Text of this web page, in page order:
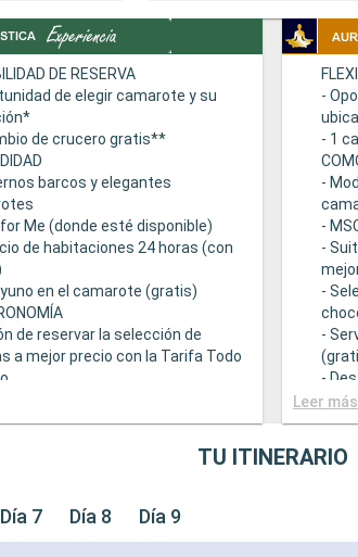
DE RESERVA
de elegir camarote y su
de crucero gratis**
barcos y elegantes
for Me (donde esté disponible)
de habitaciones 24 horas (con
en el camarote (gratis)
de reservar la selección de
a mejor precio con la Tarifa Todo
una amplia oferta
de elegir el turno de cena
-
- 1
-
-
-
-
-
-
-
Leer más
TU ITINERARIO
Día 7 Día 8 Día 9